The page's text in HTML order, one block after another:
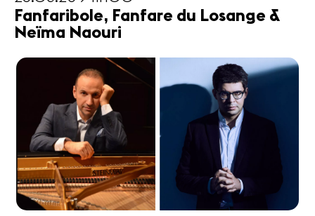
Fanfaribole, Fanfare du Losange &
Neïma Naouri